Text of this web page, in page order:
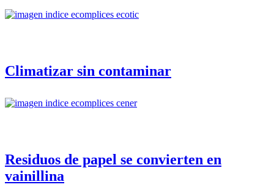
Climatizar sin contaminar
Residuos de papel se convierten en
vainillina